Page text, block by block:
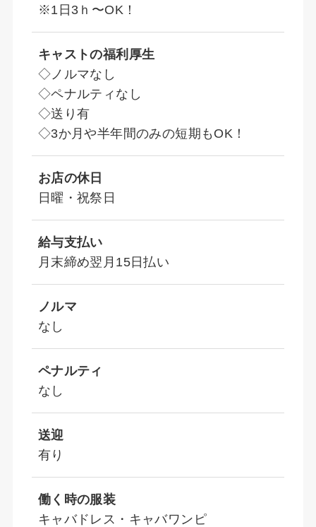
※1日3ｈ〜OK！
キャストの福利厚生
◇ノルマなし
◇ペナルティなし
◇送り有
◇3か月や半年間のみの短期もOK！
お店の休日
日曜・祝祭日
給与支払い
月末締め翌月15日払い
ノルマ
なし
ペナルティ
なし
送迎
有り
働く時の服装
キャバドレス・キャバワンピ